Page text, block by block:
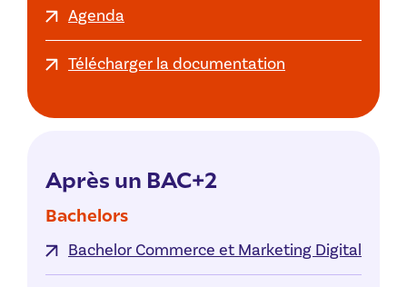
Agenda
Télécharger la documentation
Après un BAC+2
Bachelors
Bachelor Commerce et Marketing Digital